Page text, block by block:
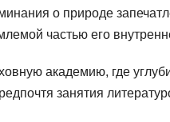
о природе
частью его
академию, где
занятия